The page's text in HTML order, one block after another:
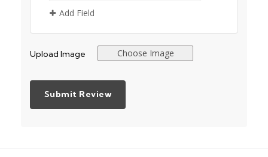
Add Field
Upload Image Choose Image